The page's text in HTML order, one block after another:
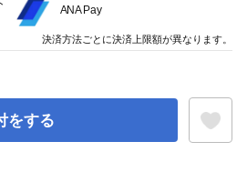
をする
ANA Pay
決済方法ごとに決済上限額が異なります。